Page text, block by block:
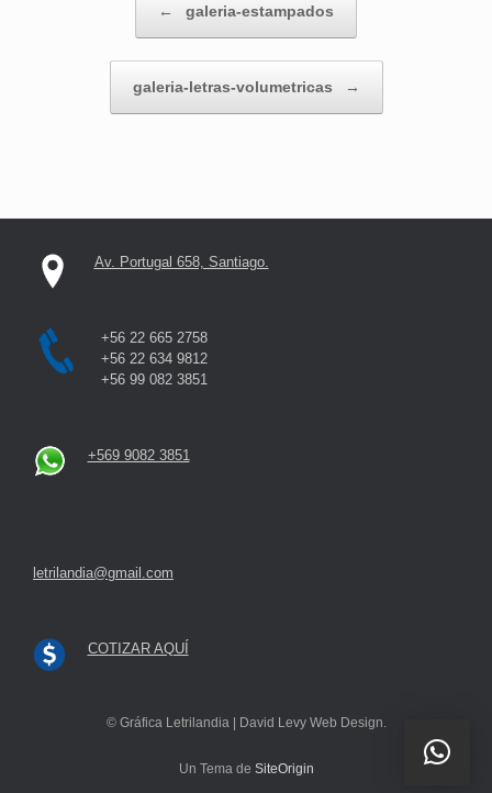
← galeria-estampados
galeria-letras-volumetricas →
Av. Portugal 658, Santiago.
+56 22 665 2758
+56 22 634 9812
+56 99 082 3851
+569 9082 3851
letrilandia@gmail.com
COTIZAR AQUÍ
© Gráfica Letrilandia | David Levy Web Design.
Un Tema de SiteOrigin